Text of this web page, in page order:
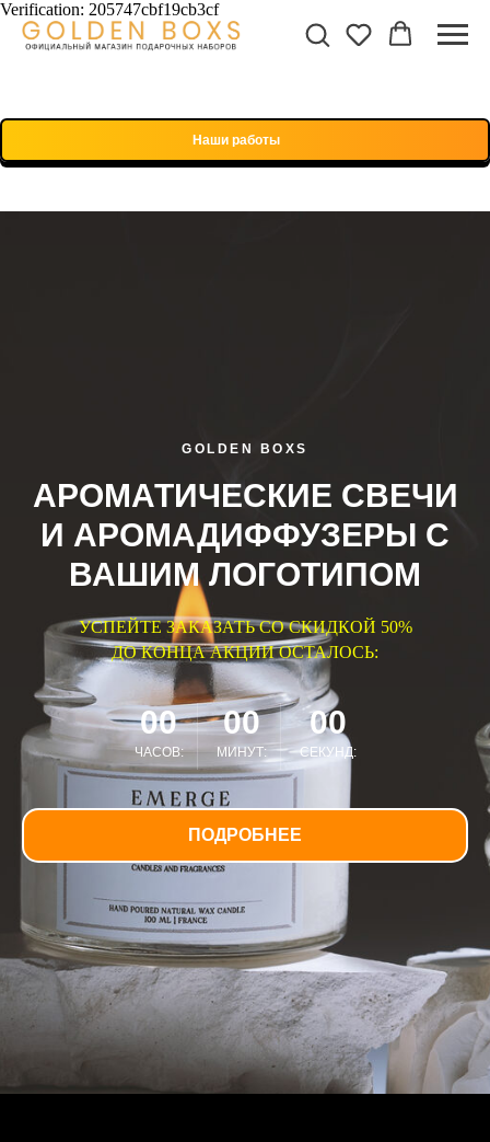
Verification: 205747cbf19cb3cf
Наши работы
GOLDEN BOXS
АРОМАТИЧЕСКИЕ СВЕЧИ
И АРОМАДИФФУЗЕРЫ С
ВАШИМ ЛОГОТИПОМ
УСПЕЙТЕ ЗАКАЗАТЬ СО СКИДКОЙ 50%
ДО КОНЦА АКЦИИ ОСТАЛОСЬ:
00
ЧАСОВ:
00
МИНУТ:
00
СЕКУНД:
ПОДРОБНЕЕ